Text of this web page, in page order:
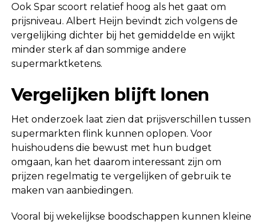
Ook Spar scoort relatief hoog als het gaat om
prijsniveau. Albert Heijn bevindt zich volgens de
vergelijking dichter bij het gemiddelde en wijkt
minder sterk af dan sommige andere
supermarktketens.
Vergelijken blijft lonen
Het onderzoek laat zien dat prijsverschillen tussen
supermarkten flink kunnen oplopen. Voor
huishoudens die bewust met hun budget
omgaan, kan het daarom interessant zijn om
prijzen regelmatig te vergelijken of gebruik te
maken van aanbiedingen.
Vooral bij wekelijkse boodschappen kunnen kleine